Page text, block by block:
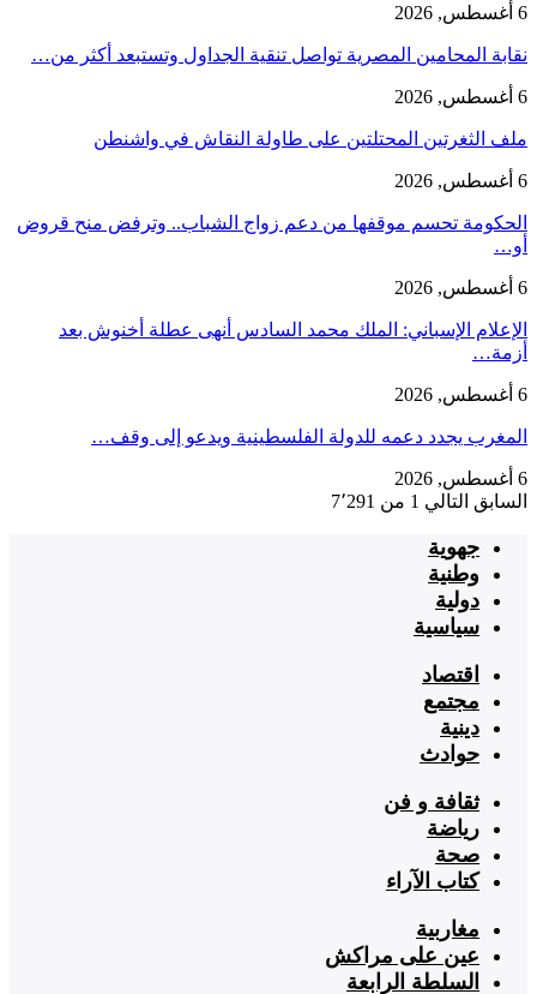
6 أغسطس, 2026
نقابة المحامين المصرية تواصل تنقية الجداول وتستبعد أكثر من…
6 أغسطس, 2026
ملف الثغرتين المحتلتين على طاولة النقاش في واشنطن
6 أغسطس, 2026
الحكومة تحسم موقفها من دعم زواج الشباب.. وترفض منح قروض
أو…
6 أغسطس, 2026
الإعلام الإسباني: الملك محمد السادس أنهى عطلة أخنوش بعد
أزمة…
6 أغسطس, 2026
المغرب يجدد دعمه للدولة الفلسطينية ويدعو إلى وقف…
6 أغسطس, 2026
السابق التالي 1 من 7٬291
جهوية
وطنية
دولية
سياسية
اقتصاد
مجتمع
دينية
حوادث
ثقافة و فن
رياضة
صحة
كتاب الآراء
مغاربية
عين على مراكش
السلطة الرابعة